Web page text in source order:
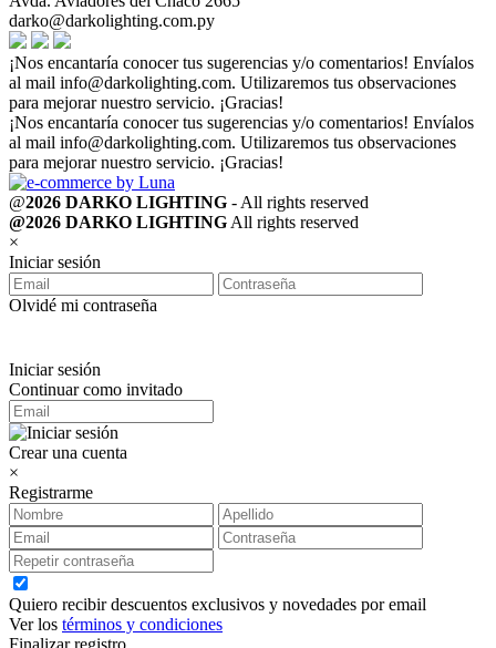
darko@darkolighting.com.py
¡Nos encantaría conocer tus sugerencias y/o comentarios! Envíalos
al mail info@darkolighting.com. Utilizaremos tus observaciones
para mejorar nuestro servicio. ¡Gracias!
¡Nos encantaría conocer tus sugerencias y/o comentarios! Envíalos
al mail info@darkolighting.com. Utilizaremos tus observaciones
para mejorar nuestro servicio. ¡Gracias!
@2026 DARKO LIGHTING - All rights reserved
@2026 DARKO LIGHTING All rights reserved
×
Iniciar sesión
Olvidé mi contraseña
Iniciar sesión
Continuar como invitado
Crear una cuenta
×
Registrarme
Quiero recibir descuentos exclusivos y novedades por email
Ver los términos y condiciones